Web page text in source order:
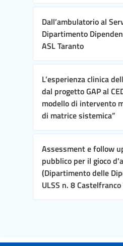
Dall’ambulatorio al
Dipartimento
ASL Taranto
L’esperienza clinica
dal progetto GAP al
modello di intervento
di matrice sistemica”
Assessment e follow
pubblico per il gioco
(Dipartimento delle
ULSS n. 8